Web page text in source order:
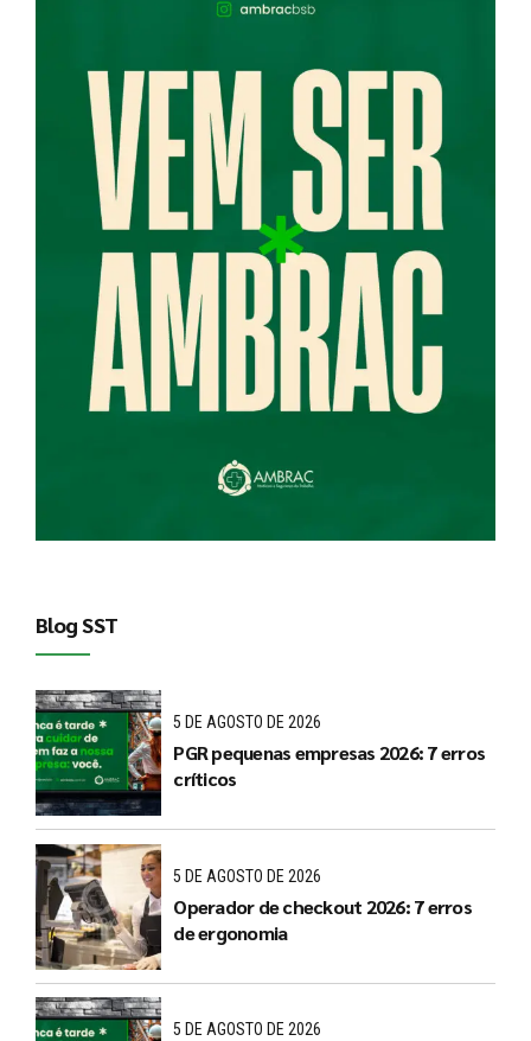
Blog SST
5 DE AGOSTO DE 2026
PGR pequenas empresas 2026: 7 erros
críticos
5 DE AGOSTO DE 2026
Operador de checkout 2026: 7 erros
de ergonomia
5 DE AGOSTO DE 2026